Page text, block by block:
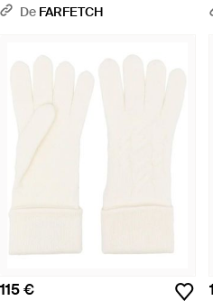
De FARFETCH
115 €